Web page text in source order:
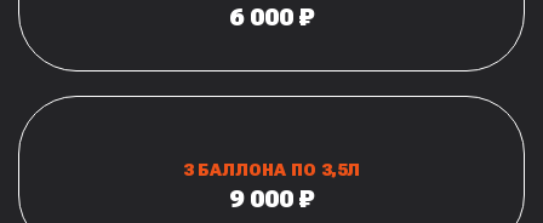
6 000 ₽
3 БАЛЛОНА ПО 3,5Л
9 000 ₽